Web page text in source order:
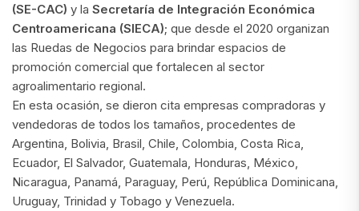
(SE-CAC) y la Secretaría de Integración Económica
Centroamericana (SIECA); que desde el 2020 organizan
las Ruedas de Negocios para brindar espacios de
promoción comercial que fortalecen al sector
agroalimentario regional.
En esta ocasión, se dieron cita empresas compradoras y
vendedoras de todos los tamaños, procedentes de
Argentina, Bolivia, Brasil, Chile, Colombia, Costa Rica,
Ecuador, El Salvador, Guatemala, Honduras, México,
Nicaragua, Panamá, Paraguay, Perú, República Dominicana,
Uruguay, Trinidad y Tobago y Venezuela.